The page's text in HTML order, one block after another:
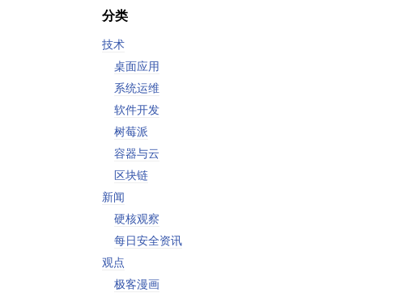
分类
技术
桌面应用
系统运维
软件开发
树莓派
容器与云
区块链
新闻
硬核观察
每日安全资讯
观点
极客漫画